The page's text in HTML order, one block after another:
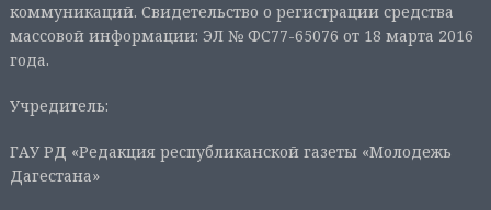
коммуникаций. Свидетельство о регистрации средства
массовой информации: ЭЛ № ФС77-65076 от 18 марта 2016
года.
Учредитель:
ГАУ РД «Редакция республиканской газеты «Молодежь
Дагестана»